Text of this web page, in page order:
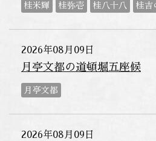
桂米輝 桂弥壱 桂八十八 桂吉
2026年08月09日
月亭文都の道頓堀五座候
月亭文都
2026年08月09日